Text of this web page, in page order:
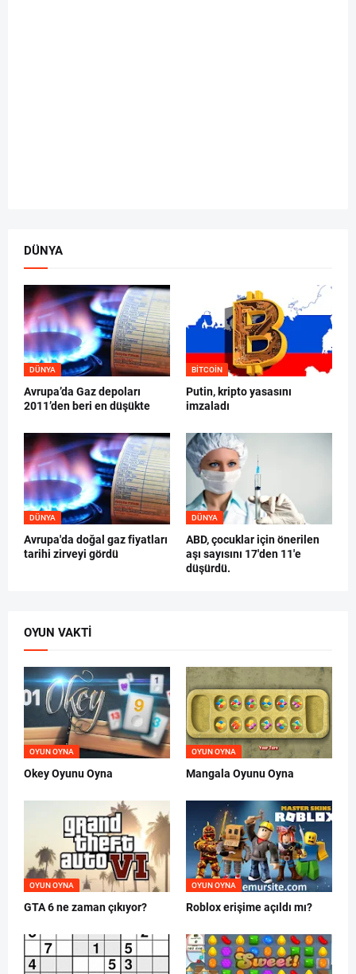
DÜNYA
DÜNYA
Avrupa’da Gaz depoları
2011’den beri en düşükte
BITCOIN
Putin, kripto yasasını
imzaladı
DÜNYA
Avrupa'da doğal gaz fiyatları
tarihi zirveyi gördü
DÜNYA
ABD, çocuklar için önerilen
aşı sayısını 17'den 11'e
düşürdü.
OYUN VAKTI
OYUN OYNA
Okey Oyunu Oyna
OYUN OYNA
Mangala Oyunu Oyna
OYUN OYNA
GTA 6 ne zaman çıkıyor?
OYUN OYNA
Roblox erişime açıldı mı?